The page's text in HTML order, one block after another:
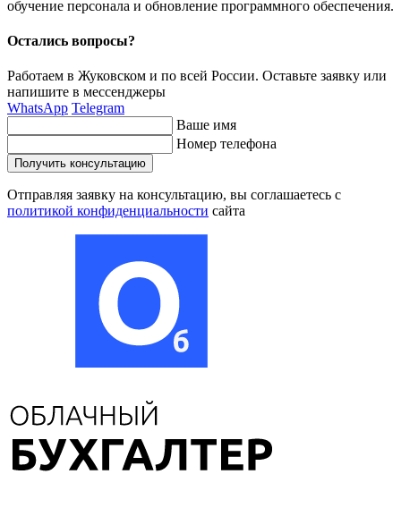
обучение персонала и обновление программного обеспечения.
Остались вопросы?
Работаем в Жуковском и по всей России. Оставьте заявку или
напишите в мессенджеры
WhatsApp Telegram
Ваше имя
Номер телефона
Получить консультацию
Отправляя заявку на консультацию, вы соглашаетесь с
политикой конфиденциальности сайта